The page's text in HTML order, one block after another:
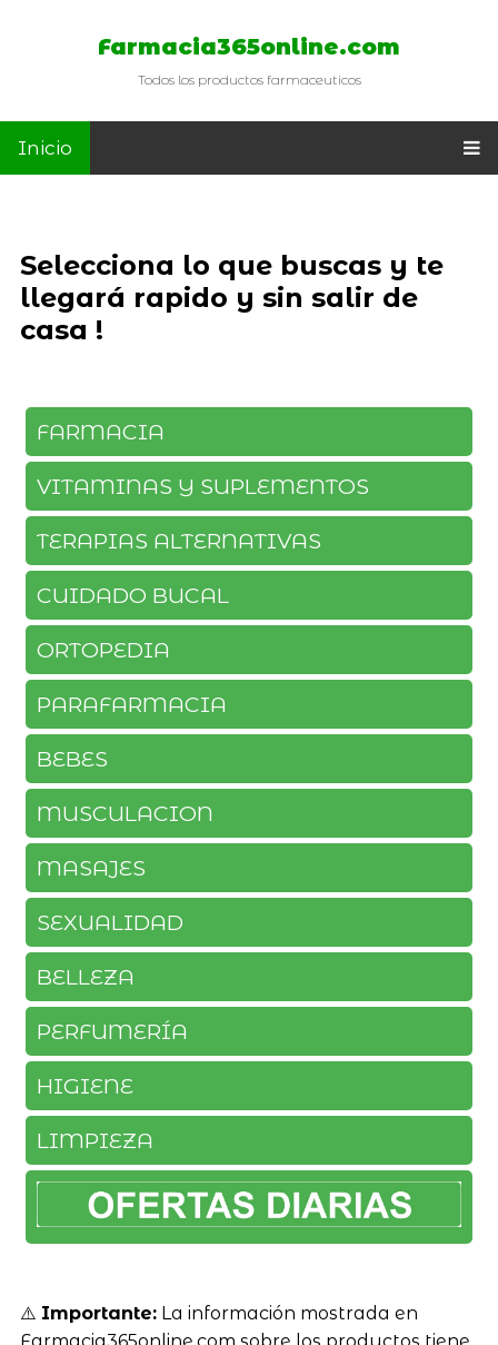
Farmacia365online.com
Todos los productos farmaceuticos
Inicio
Selecciona lo que buscas y te
llegará rapido y sin salir de
casa !
FARMACIA
VITAMINAS Y SUPLEMENTOS
TERAPIAS ALTERNATIVAS
CUIDADO BUCAL
ORTOPEDIA
PARAFARMACIA
BEBES
MUSCULACION
MASAJES
SEXUALIDAD
BELLEZA
PERFUMERÍA
HIGIENE
LIMPIEZA
⚠️ Importante:La información mostrada en